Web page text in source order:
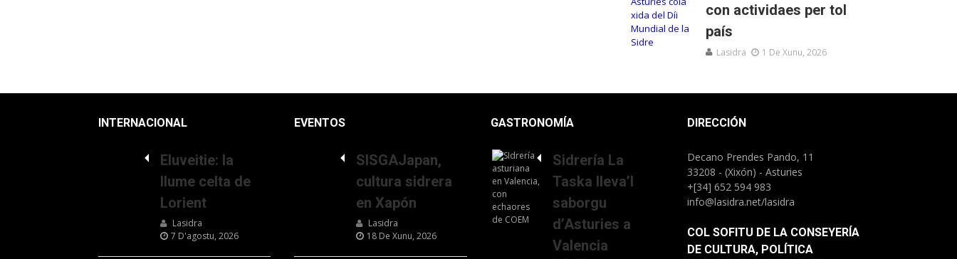
con actividaes per tol
país
Lasidra 1 De Xunu, 2026
INTERNACIONAL
Eluveitie: la
llume celta de
Lorient
Lasidra
7 D'agostu, 2026
EVENTOS
SISGAJapan,
cultura sidrera
en Xapón
Lasidra
18 De Xunu, 2026
GASTRONOMÍA
Sidrería La
Taska lleva’l
saborgu
d’Asturies a
Valencia
DIRECCIÓN
Decano Prendes Pando, 11
33208 - (Xixón) - Asturies
+[34] 652 594 983
info@lasidra.net/lasidra
COL SOFITU DE LA CONSEYERÍA
DE CULTURA, POLÍTICA